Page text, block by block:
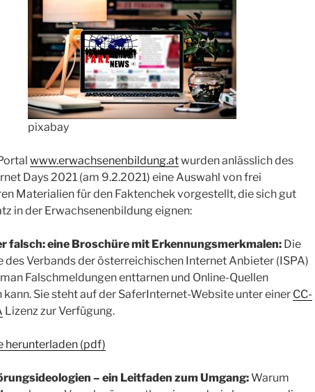
pixabay
www.erwachsenenbildung.atwurden anlässlich des
Days 2021 (am 9.2.2021) eine Auswahl von frei
Materialien für den Faktenchek vorgestellt, die sich gut
in der Erwachsenenbildung eignen:
falsch: eine Broschüre mit Erkennungsmerkmalen: Die
des Verbands der österreichischen Internet Anbieter (ISPA)
Falschmeldungen enttarnen und Online-Quellen
kann. Sie steht auf der SaferInternet-Website unter einer CC-
Lizenz zur Verfügung.
herunterladen (pdf)
– ein Leitfaden zum Umgang:Warum